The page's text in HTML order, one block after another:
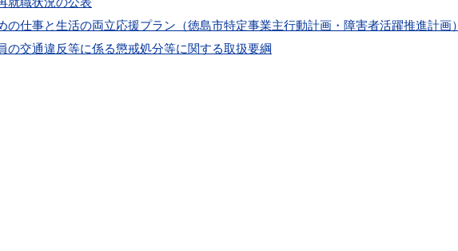
の仕事と生活の両立応援プラン（徳島市特定事業主行動計画・障害者活躍推進計画）
の交通違反等に係る懲戒処分等に関する取扱要綱